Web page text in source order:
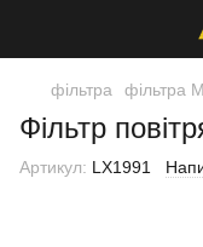
фільтра фільтра
Фільтр
Артикул: LX1991